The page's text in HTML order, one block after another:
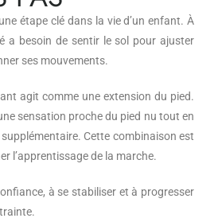
étape clé dans la vie d’un enfant. À
a besoin de sentir le sol pour ajuster
ses mouvements.
agit comme une extension du pied.
sensation proche du pied nu tout en
Cette combinaison est
l’apprentissage de la marche.
à se stabiliser et à progresser